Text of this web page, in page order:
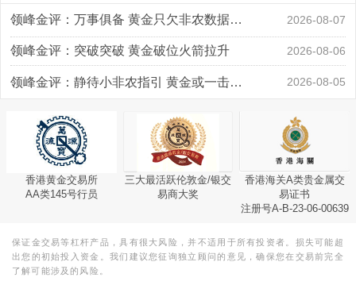
领峰金评：万事俱备 黄金只欠非农数据“东风” 2026-08-07
领峰金评：突破突破 黄金破位火箭拉升 2026-08-06
领峰金评：静待小非农指引 黄金或一击破局 2026-08-05
香港黄金交易所
AA类145号行员
三大最活跃伦敦金/银交
易商大奖
香港海关A类贵金属交
易证书
注册号A-B-23-06-00639
保证金交易等杠杆产品，具有很大风险，并不适用于所有投资者。损失可能超
出您的初始投入资金。我们建议您征询独立顾问的意见，确保您在交易前完全
了解可能涉及的风险。